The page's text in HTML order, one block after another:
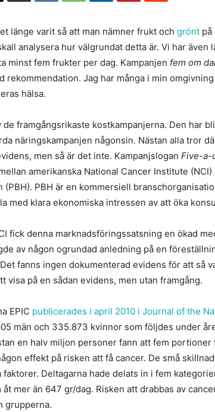
länge varit så att man nämner frukt och grönt på
analysera hur välgrundat detta är. Vi har även
minst fem frukter per dag. Kampanjen fem om
rekommendation. Jag har många i min
hälsa.
de framgångsrikaste kostkampanjerna. Den har
näringskampanjen någonsin. Nästan alla tror
men så är det inte. Kampanjslogan Five-a-
amerikanska National Cancer Institute
(PBH). PBH är en kommersiell
med klara ekonomiska intressen av att öka
fick denna marknadsföringssatsning en ökad
av någon ogrundad anledning på en
fanns ingen dokumenterad evidens för att så
på en sådan evidens, men utan framgång.
EPIC publicerades i april 2010 i Journal of the
män och 335.873 kvinnor som följdes under
en halv miljon personer fann att fem
effekt på risken att få cancer. De små
faktorer. Deltagarna hade delats in i fem
mer än 647 gr/dag. Risken att drabbas av
grupperna.